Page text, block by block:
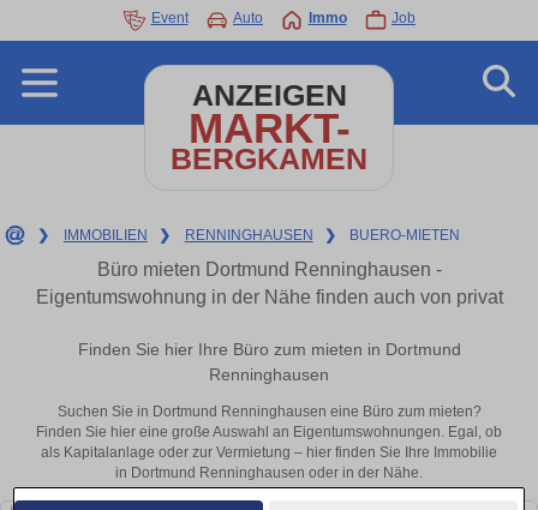
Event Auto Immo Job
ANZEIGEN
MARKT-
BERGKAMEN
❯ IMMOBILIEN ❯ RENNINGHAUSEN ❯ BUERO-MIETEN
Büro mieten Dortmund Renninghausen -
Eigentumswohnung in der Nähe finden auch von privat
Finden Sie hier Ihre Büro zum mieten in Dortmund
Renninghausen
Suchen Sie in Dortmund Renninghausen eine Büro zum mieten?
Finden Sie hier eine große Auswahl an Eigentumswohnungen. Egal, ob
als Kapitalanlage oder zur Vermietung – hier finden Sie Ihre Immobilie
in Dortmund Renninghausen oder in der Nähe.